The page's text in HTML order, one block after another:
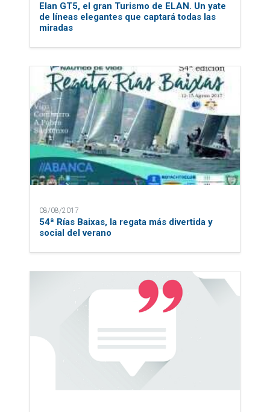
Elan GT5, el gran Turismo de ELAN. Un yate
de líneas elegantes que captará todas las
miradas
08/08/2017
54ª Rías Baixas, la regata más divertida y
social del verano